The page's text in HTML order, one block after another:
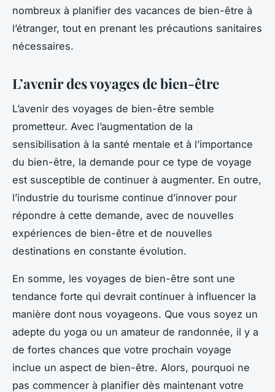
nombreux à planifier des vacances de bien-être à
l’étranger, tout en prenant les précautions sanitaires
nécessaires.
L’avenir des voyages de bien-être
L’avenir des voyages de bien-être semble
prometteur. Avec l’augmentation de la
sensibilisation à la santé mentale et à l’importance
du bien-être, la demande pour ce type de voyage
est susceptible de continuer à augmenter. En outre,
l’industrie du tourisme continue d’innover pour
répondre à cette demande, avec de nouvelles
expériences de bien-être et de nouvelles
destinations en constante évolution.
En somme, les voyages de bien-être sont une
tendance forte qui devrait continuer à influencer la
manière dont nous voyageons. Que vous soyez un
adepte du yoga ou un amateur de randonnée, il y a
de fortes chances que votre prochain voyage
inclue un aspect de bien-être. Alors, pourquoi ne
pas commencer à planifier dès maintenant votre